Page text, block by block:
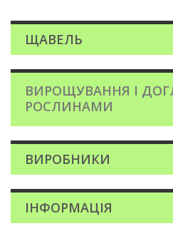
ЩАВЕЛЬ
ВИРОЩУВАННЯ І
РОСЛИНАМИ
ВИРОБНИКИ
ІНФОРМАЦІЯ